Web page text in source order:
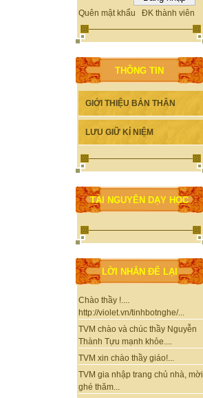
Quên mật khẩu ĐK thành viên
THÔNG TIN
GIỚI THIỆU BẢN THÂN
LƯU GIỮ KỈ NIỆM
TÀI NGUYÊN DẠY HỌC
LỜI NHẮN ĐỂ LẠI
Chào thầy !....
http://violet.vn/tinhbotnghe/...
TVM chào và chúc thầy Nguyễn
Thành Tựu mạnh khỏe....
TVM xin chào thầy giáo!...
TVM gia nhập trang chủ nhà, mời
ghé thăm...